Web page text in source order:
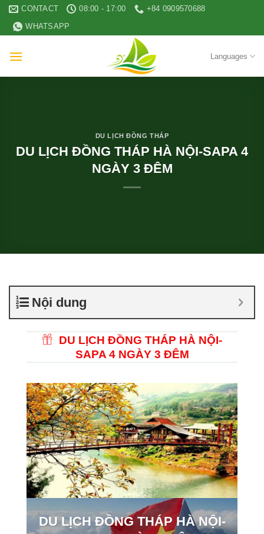
Skip
content
CONTACT 08:00 - 17:00
+84 0909570688
WHATSAPP
Languages
DU LỊCH ĐỒNG THÁP
DU LỊCH ĐỒNG THÁP HÀ NỘI-SAPA 4
NGÀY 3 ĐÊM
Nội dung
DU LỊCH ĐỒNG THÁP HÀ NỘI-
SAPA 4 NGÀY 3 ĐÊM
DU LỊCH ĐỒNG THÁP HÀ NỘI-